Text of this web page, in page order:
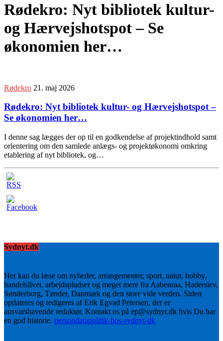
Rødekro: Nyt bibliotek kultur-
og Hærvejshotspot – Se
økonomien her…
Rødekro 21. maj 2026
Rødekro: Nyt bibliotek kultur- og Hærvejshotspot –
Se økonomien her…
I denne sag lægges der op til en godkendelse af projektindhold samt
orientering om den samlede anlægs- og projektøkonomi omkring
etablering af nyt bibliotek, og…
Sydnyt.dk
Her kan du læse om nyheder, arrangementer, sport, natur, hobby,
handelslivet, arbejdspladser og meget mere fra Aabenraa, Haderslev,
Sønderborg, Tønder, Danmark og den store vide verden. Siden
opdateres og redigeres af Erik Egvad Petersen, der er
ansvarshavende redaktør. Kontakt os på ep@sydnyt.dk hvis Du har
en god historie. persondatapolitik-hos-sydnyt-dk